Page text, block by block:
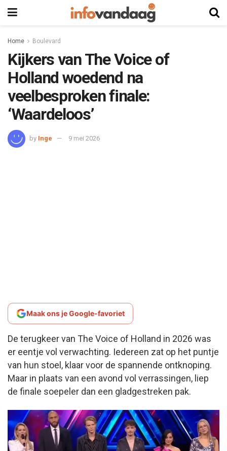
Home Boulevard
Kijkers van The Voice of
Holland woedend na
veelbesproken finale:
‘Waardeloos’
by Inge 9 mei 2026
Maak ons je Google-favoriet
De terugkeer van The Voice of Holland in 2026 was
er eentje vol verwachting. Iedereen zat op het puntje
van hun stoel, klaar voor de spannende ontknoping.
Maar in plaats van een avond vol verrassingen, liep
de finale soepeler dan een gladgestreken pak.